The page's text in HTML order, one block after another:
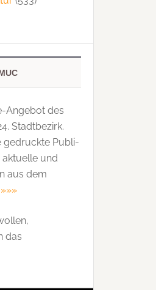
Angebot des
Stadtbezirk.
gedruckte Publi­
aktuelle und
aus dem
»»»
das